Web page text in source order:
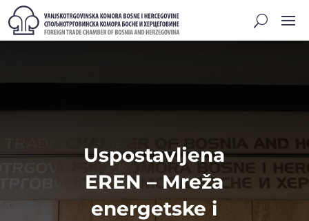
Uspostavljena
EREN – Mreža
energetske i